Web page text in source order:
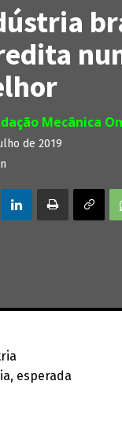
Mecânica
de 2019
esperada